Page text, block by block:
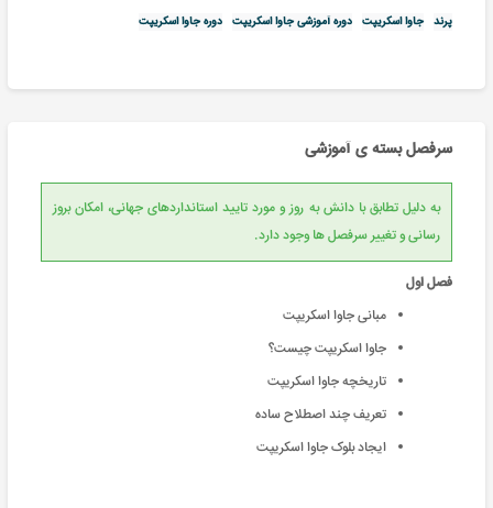
پرند جاوا اسکریپت دوره آموزشی جاوا اسکریپت دوره جاوا اسکریپت
سرفصل بسته ی آموزشی
به دلیل تطابق با دانش به روز و مورد تایید استانداردهای جهانی، امکان بروز
رسانی و تغییر سرفصل ها وجود دارد.
فصل اول
مبانی جاوا اسکریپت
جاوا اسکریپت چیست؟
تاریخچه جاوا اسکریپت
تعریف چند اصطلاح ساده
ایجاد بلوک جاوا اسکریپت